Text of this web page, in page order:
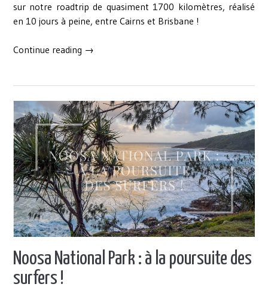
sur notre roadtrip de quasiment 1700 kilomètres, réalisé
en 10 jours à peine, entre Cairns et Brisbane !
Continue reading « Sur
:
10
jours
de
roadtrip
entre
Cairns
&
Brisbane »
→
Noosa National Park : à la poursuite des
surfers !